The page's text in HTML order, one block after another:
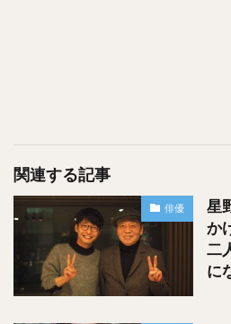
さきほどの中村倫也さんの子供の頃
伝わってきますよね！
その他にもこんなわんぱくな写真も
関連する記事
俳優
星
か
二
に